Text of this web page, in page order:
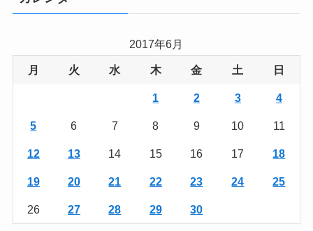
2017年6月
月 火 水 木 金 土 日
1 2 3 4
5 6 7 8 9 10 11
12 13 14 15 16 17 18
19 20 21 22 23 24 25
26 27 28 29 30